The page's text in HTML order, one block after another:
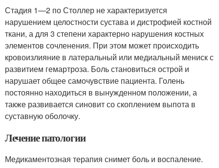
Стадия 1—2 по Столлер не характеризуется
нарушением целостности сустава и дистрофией костной
ткани, а для 3 степени характерно нарушения костных
элементов сочленения. При этом может происходить
кровоизлияние в латеральный или медиальный мениск с
развитием гемартроза. Боль становиться острой и
нарушает общее самочувствие пациента. Голень
постоянно находиться в вынужденном положении, а
также развивается синовит со скоплением выпота в
суставную оболочку.
Лечение патологии
Медикаментозная терапия снимет боль и воспаление.